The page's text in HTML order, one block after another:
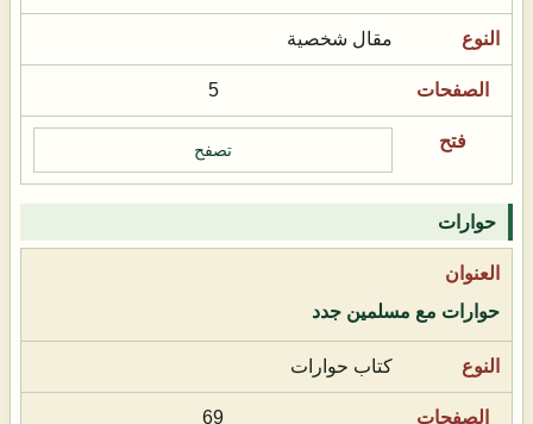
مقال شخصية
5
تصفح
حوارات
حوارات مع مسلمين جدد
كتاب حوارات
69